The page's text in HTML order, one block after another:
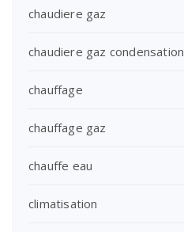
chaudiere gaz
chaudiere gaz condensation
chauffage
chauffage gaz
chauffe eau
climatisation